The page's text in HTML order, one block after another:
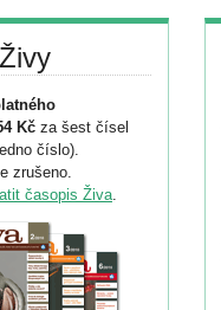
Kč za šest čísel
číslo).
zrušeno.
časopis Živa.